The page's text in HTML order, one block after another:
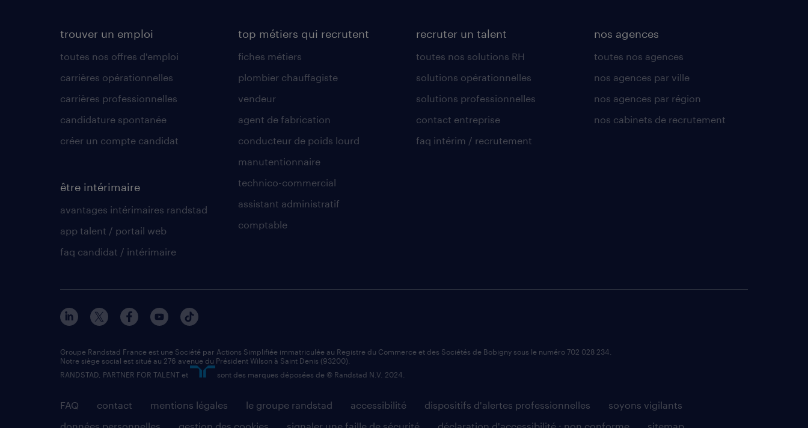
trouver un emploi
toutes nos offres d'emploi
carrières opérationnelles
carrières professionnelles
candidature spontanée
créer un compte candidat
être intérimaire
avantages intérimaires randstad
app talent / portail web
faq candidat / intérimaire
top métiers qui recrutent
fiches métiers
plombier chauffagiste
vendeur
agent de fabrication
conducteur de poids lourd
manutentionnaire
technico-commercial
assistant administratif
comptable
recruter un talent
toutes nos solutions RH
solutions opérationnelles
solutions professionnelles
contact entreprise
faq intérim / recrutement
nos agences
toutes nos agences
nos agences par ville
nos agences par région
nos cabinets de recrutement
FAQ contact mentions légales le groupe randstad accessibilité dispositifs d'alertes professionnelles
soyons vigilants
Groupe Randstad France est une Société par Actions Simplifiée immatriculée au Registre du Commerce et des Sociétés de Bobigny sous le numéro 702 028 234.
Notre siège social est situé au 276 avenue du Président Wilson à Saint Denis (93200).
RANDSTAD, PARTNER FOR TALENT et
sont des marques déposées de © Randstad N.V. 2024.